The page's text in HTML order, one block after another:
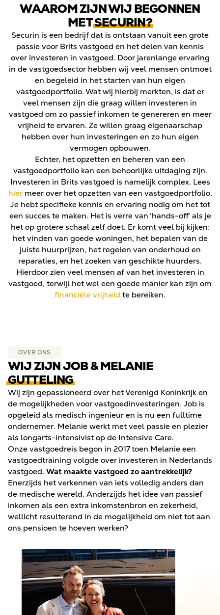
WAAROM ZIJN WIJ BEGONNEN
METSECURIN?
Securin is een bedrijf dat is ontstaan vanuit een grote
passie voor Brits vastgoed en het delen van kennis
over investeren in vastgoed. Door jarenlange ervaring
in de vastgoedsector hebben wij veel mensen ontmoet
en begeleid in het starten van hun eigen
vastgoedportfolio. Wat wij hierbij merkten, is dat er
veel mensen zijn die graag willen investeren in
vastgoed om zo passief inkomen te genereren en meer
vrijheid te ervaren. Ze willen graag eigenaarschap
hebben over hun investeringen en zo hun eigen
vermogen opbouwen.
Echter, het opzetten en beheren van een
vastgoedportfolio kan een behoorlijke uitdaging zijn.
Investeren in Brits vastgoed is namelijk complex. Lees
hiermeer over het opzetten van een vastgoedportfolio.
Je hebt specifieke kennis en ervaring nodig om het tot
een succes te maken. Het is verre van ‘hands-off’ als je
het op grotere schaal zelf doet. Er komt veel bij kijken:
het vinden van goede woningen, het bepalen van de
juiste huurprijzen, het regelen van onderhoud en
reparaties, en het zoeken van geschikte huurders.
Hierdoor zien veel mensen af van het investeren in
vastgoed, terwijl het wel een goede manier kan zijn om
financiële vrijheid te bereiken.
OVER ONS
WIJ ZIJN JOB & MELANIE
GUTTELING
Wij zijn gepassioneerd over het Verenigd Koninkrijk en
de mogelijkheden voor vastgoedinvesteringen. Job is
opgeleid als medisch ingenieur en is nu een fulltime
ondernemer. Melanie werkt met veel passie en plezier
als longarts-intensivist op de Intensive Care.
Onze vastgoedreis begon in 2017 toen Melanie een
vastgoedtraining volgde over investeren in Nederlands
vastgoed. Wat maakte vastgoed zo aantrekkelijk?
Enerzijds het verkennen van iets volledig anders dan
de medische wereld. Anderzijds het idee van passief
inkomen als een extra inkomstenbron en zekerheid,
wellicht resulterend in de mogelijkheid om niet tot aan
ons pensioen te hoeven werken?